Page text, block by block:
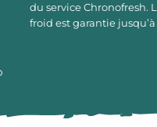
du service Chronofresh.
froid est garantie